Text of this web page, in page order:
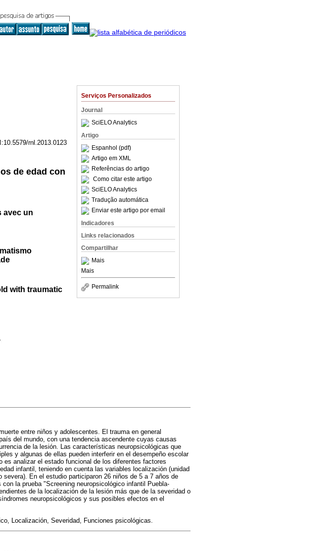
Serviços Personalizados
Journal
SciELO Analytics
Artigo
Espanhol (pdf)
Artigo em XML
Referências do artigo
Como citar este artigo
SciELO Analytics
Tradução automática
Enviar este artigo por email
Indicadores
Links relacionados
Compartilhar
Mais
Mais
Permalink
rnl.2013.0123
de edad con
avec un
with traumatic
entre niños y adolescentes. El trauma en general
del mundo, con una tendencia ascendente cuyas causas
de la lesión. Las características neuropsicológicas que
y algunas de ellas pueden interferir en el desempeño escolar
analizar el estado funcional de los diferentes factores
infantil, teniendo en cuenta las variables localización (unidad
En el estudio participaron 26 niños de 5 a 7 años de
la prueba "Screening neuropsicológico infantil Puebla-
de la localización de la lesión más que de la severidad o
neuropsicológicos y sus posibles efectos en el
Localización, Severidad, Funciones psicológicas.